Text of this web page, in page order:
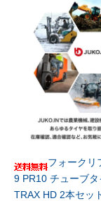
フォークリ
9 PR10 チューブ
TRAX HD 2本セッ